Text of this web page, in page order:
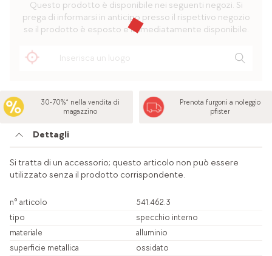
Questo prodotto è disponibile nei seguenti negozi. Si
prega di informarsi in anticipo presso il rispettivo negozio
se il prodotto è esposto e immediatamente disponibile.
30-70%* nella vendita di
magazzino
Prenota furgoni a noleggio
pfister
Dettagli
Si tratta di un accessorio; questo articolo non può essere
utilizzato senza il prodotto corrispondente.
n° articolo
541.462.3
tipo
specchio interno
materiale
alluminio
superficie metallica
ossidato